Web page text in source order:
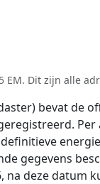
Dit zijn alle
bevat de
gegevens
na deze